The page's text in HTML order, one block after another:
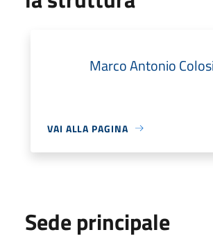
Marco Antonio
VAI ALLA PAGINA
Sede principale